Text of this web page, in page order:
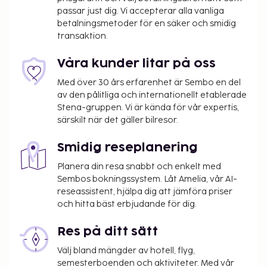
Boendet har även gratis wi-fi, conciergetjänster och
skidförvaring. Du kan äta på hotellets restaurang,
(under begränsade tider). Släck törsten med din
favoritdrink i boendets bar. Frukostbuffé serveras
dagligen mot en avgift från 07.00 till 10.30.
Hotelstars Union tilldelar officiella
stjärnklassificeringar för boenden i Schweiz. Detta
Du kommer att ombes att betala följande avgifter
på boendet – avgifterna kan inkludera tillämpliga
En stadsskatt tas ut av staden och betalas på
boendet. Skatten är säsongsbunden och gäller
inte alltid året om. Undantag från skatten kan
finnas. Kontakta boendet med hjälp av
uppgifterna i bokningsbekräftelsen för mer
passar just dig. Vi accepterar alla vanliga
betalningsmetoder för en säker och smidig
transaktion.
Våra kunder litar på oss
Med över 30 års erfarenhet är Sembo en del
av den pålitliga och internationellt etablerade
Stena-gruppen. Vi är kända för vår expertis,
särskilt när det gäller bilresor.
Smidig reseplanering
Planera din resa snabbt och enkelt med
Sembos bokningssystem. Låt Amelia, vår AI-
reseassistent, hjälpa dig att jämföra priser
och hitta bäst erbjudande för dig.
Res på ditt sätt
Välj bland mängder av hotell, flyg,
semesterboenden och aktiviteter. Med vår